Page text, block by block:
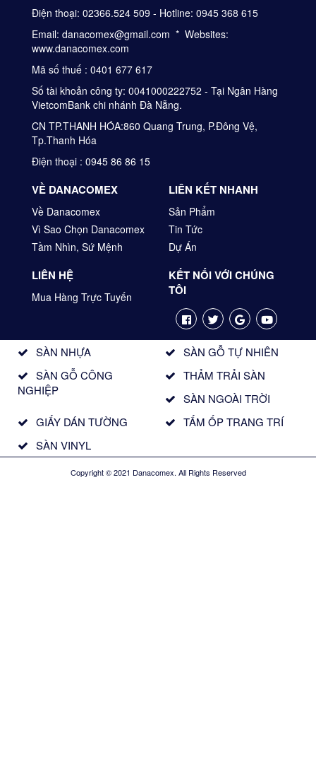
Điện thoại: 02366.524 509 - Hotline: 0945 368 615
Email: danacomex@gmail.com * Websites:
www.danacomex.com
Mã số thuế : 0401 677 617
Số tài khoản công ty: 0041000222752 - Tại Ngân Hàng
VietcomBank chi nhánh Đà Nẵng.
CN TP.THANH HÓA:860 Quang Trung, P.Đông Vệ,
Tp.Thanh Hóa
Điện thoại : 0945 86 86 15
VỀ DANACOMEX
Về Danacomex
Vì Sao Chọn Danacomex
Tầm Nhìn, Sứ Mệnh
LIÊN HỆ
Mua Hàng Trực Tuyến
LIÊN KẾT NHANH
Sản Phẩm
Tin Tức
Dự Án
KẾT NỐI VỚI CHÚNG
TÔI
SÀN NHỰA
SÀN GỖ TỰ NHIÊN
SÀN GỖ CÔNG
NGHIỆP
THẢM TRẢI SÀN
SÀN NGOÀI TRỜI
GIẤY DÁN TƯỜNG
TẤM ỐP TRANG TRÍ
SÀN VINYL
Copyright © 2021 Danacomex. All Rights Reserved